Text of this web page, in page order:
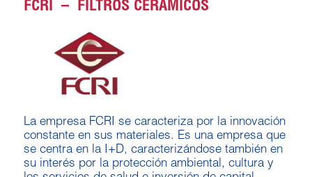
FCRI – FILTROS CERÁMICOS
La empresa FCRI se caracteriza por la innovación
constante en sus materiales. Es una empresa que
se centra en la I+D, caracterizándose también en
su interés por la protección ambiental, cultura y